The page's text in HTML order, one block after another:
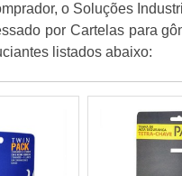
o Soluções
por Cartelas para
listados abaixo: